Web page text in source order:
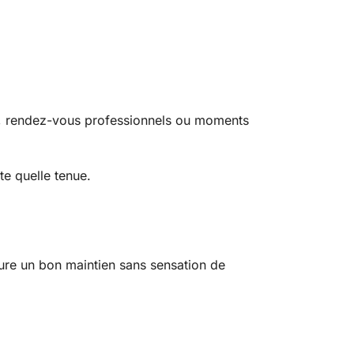
vous professionnels ou moments
quelle tenue.
un bon maintien sans sensation de